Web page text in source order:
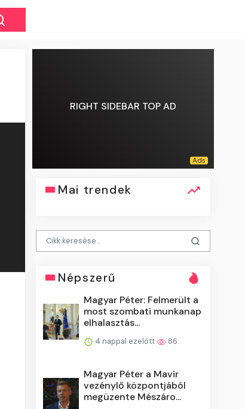
RIGHT SIDEBAR TOP AD
Mai trendek
Népszerű
Magyar Péter: Felmerült a
most szombati munkanap
elhalasztás...
4 nappal ezelőtt 86
Magyar Péter a Mavir
vezénylő központjából
megüzente Mészáro...